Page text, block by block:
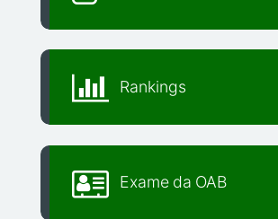
Rankings
Exame da OAB